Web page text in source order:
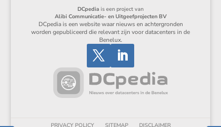
DCpedia is een project van
Alibi Communicatie- en Uitgeefprojecten BV
DCpedia is een website waar nieuws en achtergronden
worden gepubliceerd die relevant zijn voor datacenters in de
Benelux.
PRIVACY POLICY SITEMAP DISCLAIMER